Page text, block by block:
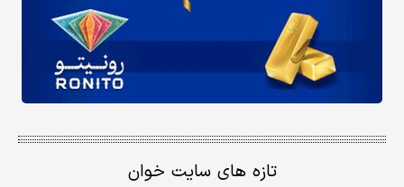
تازه های سایت خوان